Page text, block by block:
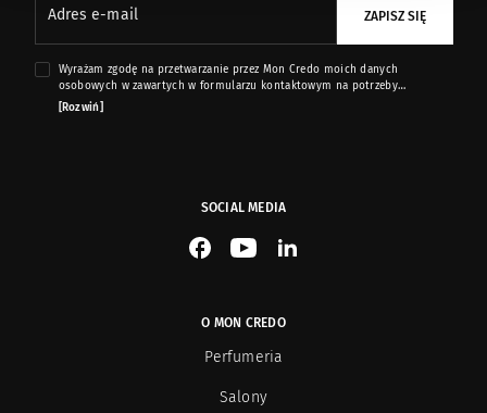
Adres e-mail ZAPISZ SIĘ
Wyrażam zgodę na przetwarzanie przez Mon Credo moich danych
osobowych w zawartych w formularzu kontaktowym na potrzeby
przesyłania mi informacji marketingowych dotyczących produktów i usług
[Rozwiń]
SOCIAL MEDIA
See our Facebook
See our YouTube channel
See our LinkedIn
O MON CREDO
Perfumeria
Salony